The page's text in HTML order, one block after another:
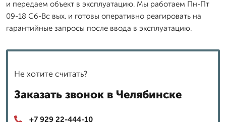
и передаем объект в эксплуатацию. Мы работаем Пн-Пт
09-18 Сб-Вс вых. и готовы оперативно реагировать на
гарантийные запросы после ввода в эксплуатацию.
Не хотите считать?
Заказать звонок в Челябинске
+7 929 22-444-10